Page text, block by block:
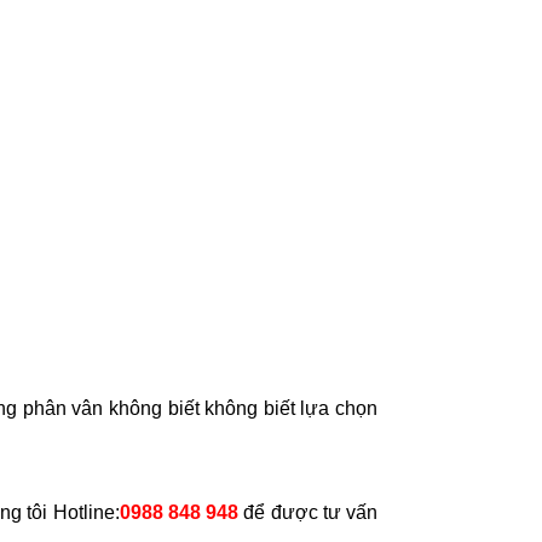
phân vân không biết không biết lựa chọn
tôi Hotline:0988 848 948 để được tư vấn